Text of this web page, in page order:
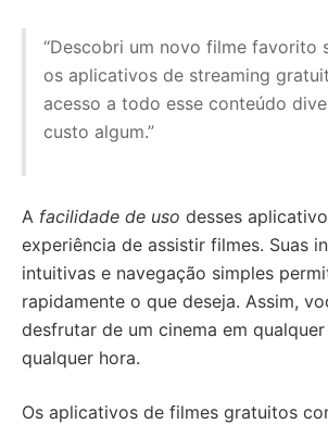
“Descobri um novo filme favorito
os aplicativos de streaming
acesso a todo esse conteúdo
custo algum.”
A facilidade de uso desses
experiência de assistir filmes. Suas
intuitivas e navegação simples
rapidamente o que deseja. Assim,
desfrutar de um cinema em qualquer
qualquer hora.
Os aplicativos de filmes gratuitos